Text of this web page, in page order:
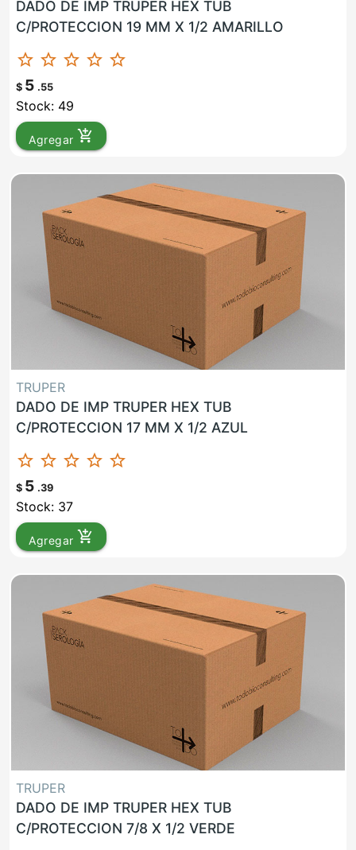
DADO DE IMP TRUPER HEX TUB
C/PROTECCION 19 MM X 1/2 AMARILLO
star_border star_border star_border star_border star_border
$ 5 .55
Stock: 49
Agregar add_shopping_cart
TRUPER
DADO DE IMP TRUPER HEX TUB
C/PROTECCION 17 MM X 1/2 AZUL
star_border star_border star_border star_border star_border
$ 5 .39
Stock: 37
Agregar add_shopping_cart
TRUPER
DADO DE IMP TRUPER HEX TUB
C/PROTECCION 7/8 X 1/2 VERDE